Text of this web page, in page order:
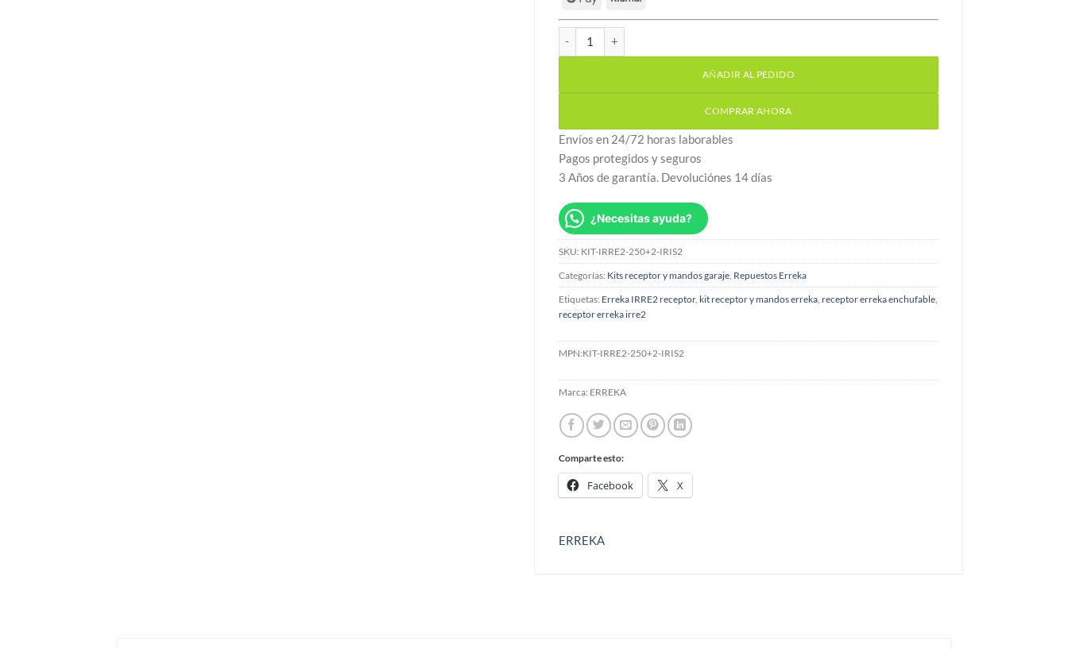
Erreka IRRE2 receptor con 2 Mandos Erreka Iris cantidad
AÑADIR AL PEDIDO
COMPRAR AHORA
Envíos en 24/72 horas laborables
Pagos protegidos y seguros
3 Años de garantía. Devoluciónes 14 días
¿Necesitas ayuda?
SKU: KIT-IRRE2-250+2-IRIS2
Categorías: Kits receptor y mandos garaje Repuestos Erreka
Etiquetas: Erreka IRRE2 receptor, kit receptor y mandos erreka receptor erreka enchufable
receptor erreka irre2
MPN:KIT-IRRE2-250+2-IRIS2
Marca: ERREKA
Comparte esto:
Facebook X
ERREKA